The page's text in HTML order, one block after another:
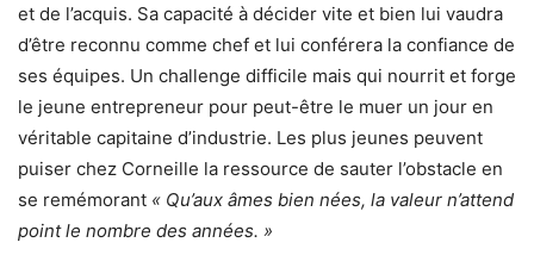
et de l’acquis. Sa capacité à décider vite et bien lui vaudra
d’être reconnu comme chef et lui conférera la confiance de
ses équipes. Un challenge difficile mais qui nourrit et forge
le jeune entrepreneur pour peut-être le muer un jour en
véritable capitaine d’industrie. Les plus jeunes peuvent
puiser chez Corneille la ressource de sauter l’obstacle en
se remémorant « Qu’aux âmes bien nées, la valeur n’attend
point le nombre des années. »